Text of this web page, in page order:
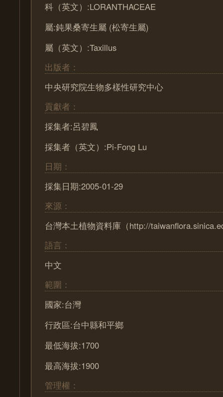
科（英文）:LORANTHACEAE
屬:鈍果桑寄生屬 (松寄生屬)
屬（英文）:Taxillus
出版者：
中央研究院生物多樣性研究中心
貢獻者：
採集者:呂碧鳳
採集者（英文）:Pi-Fong Lu
日期：
採集日期:2005-01-29
來源：
台灣本土植物資料庫（http://
語言：
中文
範圍：
國家:台灣
行政區:台中縣和平鄉
最低海拔:1700
最高海拔:1900
管理權：